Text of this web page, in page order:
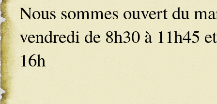
Nous sommes ouvert du
vendredi de 8h30 à 11h45
16h